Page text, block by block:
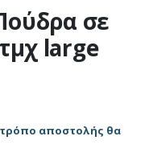
σε
large
τρόπο αποστολής θα